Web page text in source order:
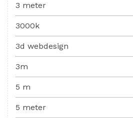
3 meter
3000k
3d webdesign
3m
5 m
5 meter